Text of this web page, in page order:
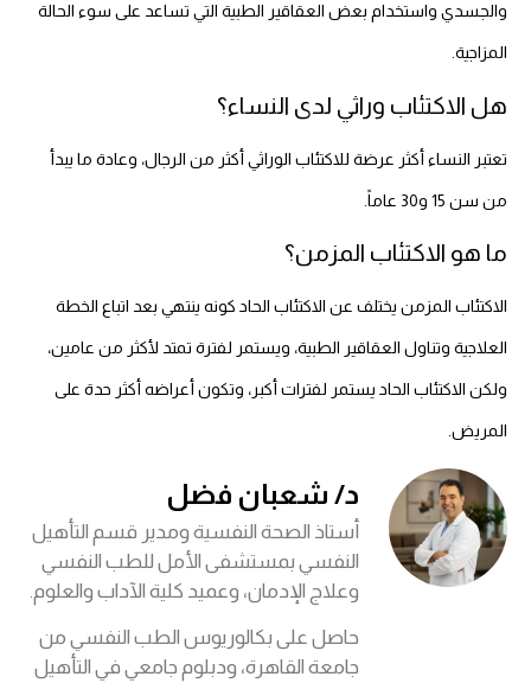
والجسدي واستخدام بعض العقاقير الطبية التي تساعد على سوء الحالة
المزاجية.
هل الاكتئاب وراثي لدى النساء؟
تعتبر النساء أكثر عرضة للاكتئاب الوراثي أكثر من الرجال، وعادة ما يبدأ
من سن 15 و30 عاماً.
ما هو الاكتئاب المزمن؟
الاكتئاب المزمن يختلف عن الاكتئاب الحاد كونه ينتهي بعد اتباع الخطة
العلاجية وتناول العقاقير الطبية، ويستمر لفترة تمتد لأكثر من عامين،
ولكن الاكتئاب الحاد يستمر لفترات أكبر، وتكون أعراضه أكثر حدة على
المريض.
د/ شعبان فضل
أستاذ الصحة النفسية ومدير قسم التأهيل
النفسي بمستشفى الأمل للطب النفسي
وعلاج الإدمان، وعميد كلية الآداب والعلوم.
حاصل على بكالوريوس الطب النفسي من
جامعة القاهرة، ودبلوم جامعي في التأهيل